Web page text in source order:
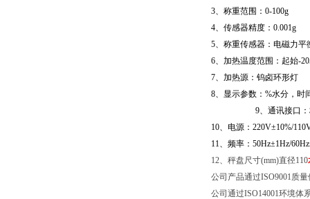
3、称重范围： 0-100g
4、传感器精度： 0.001g
5、称重传感器：电磁力
6、加热温度范围：起始-
7、加热源：钨卤环形灯
8、显示参数： %水分，时
9、通讯接口
10、电源： 220V±10%/
11、频率： 50Hz±1Hz/60Hz
12、秤盘尺寸(mm)直径110
公司产品通过ISO9001质
公司通过ISO14001